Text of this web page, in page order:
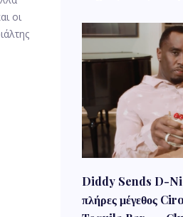
οι
Diddy Sends D-
πλήρες μέγεθος